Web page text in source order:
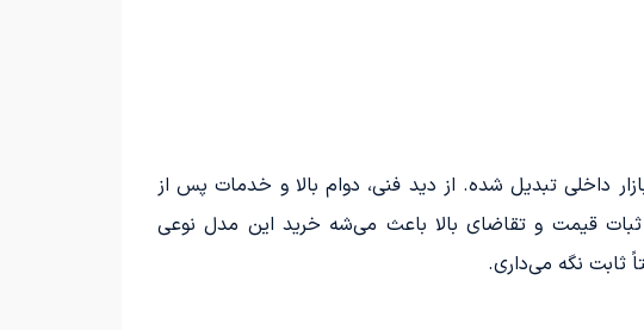
بازار داخلی تبدیل شده. از دید فنی، دوام بالا و خدمات پس از
قیمت و تقاضای بالا باعث می‌شه خرید این مدل نوعی
ثابت نگه می‌داری.